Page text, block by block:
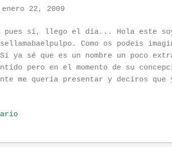
enero 22, 2009
pues sí, llego el día... Hola este
Como os podeis
Sí ya sé que es un nombre un poco
pero en el momento de su
me quería presentar y deciros
de la buena y algo sobre zapas.